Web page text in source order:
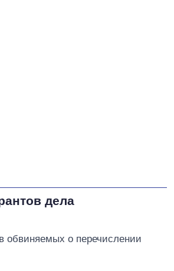
дела
обвиняемых о перечислении
выделенных на создание бренда Умани